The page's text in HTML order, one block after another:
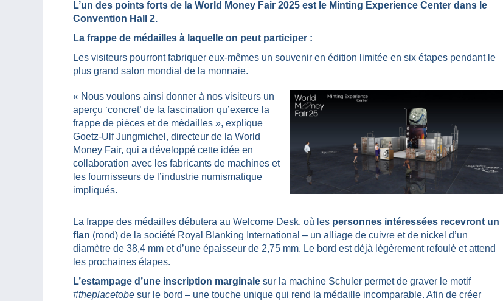
L’un des points forts de la World Money Fair 2025 est le Minting Experience Center dans le
Convention Hall 2.
La frappe de médailles à laquelle on peut participer :
Les visiteurs pourront fabriquer eux-mêmes un souvenir en édition limitée en six étapes pendant le
plus grand salon mondial de la monnaie.
« Nous voulons ainsi donner à nos visiteurs un
aperçu ‘concret’ de la fascination qu’exerce la
frappe de pièces et de médailles », explique
Goetz-Ulf Jungmichel, directeur de la World
Money Fair, qui a développé cette idée en
collaboration avec les fabricants de machines et
les fournisseurs de l’industrie numismatique
impliqués.
La frappe des médailles débutera au Welcome Desk, où les personnes intéressées recevront un
flan (rond) de la société Royal Blanking International – un alliage de cuivre et de nickel d’un
diamètre de 38,4 mm et d’une épaisseur de 2,75 mm. Le bord est déjà légèrement refoulé et attend
les prochaines étapes.
L’estampage d’une inscription marginale sur la machine Schuler permet de graver le motif
#theplacetobe sur le bord – une touche unique qui rend la médaille incomparable. Afin de créer